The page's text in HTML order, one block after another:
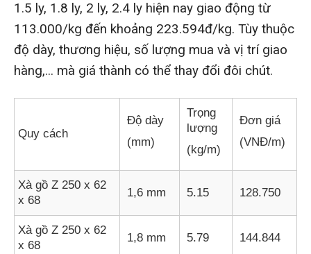
1.5 ly, 1.8 ly, 2 ly, 2.4 ly hiện nay giao động từ
113.000/kg đến khoảng 223.594đ/kg. Tùy thuộc
độ dày, thương hiệu, số lượng mua và vị trí giao
hàng,... mà giá thành có thể thay đổi đôi chút.
Quy cách
Độ dày
(mm)
Trọng
lượng
(kg/m)
Đơn giá
(VNĐ/m)
Xà gồ Z 250 x 62
x 68
1,6 mm 5.15 128.750
Xà gồ Z 250 x 62
x 68
1,8 mm 5.79 144.844